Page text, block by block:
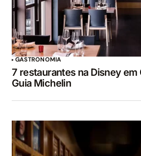
GASTRONOMIA
7 restaurantes na Disney em
Guia Michelin